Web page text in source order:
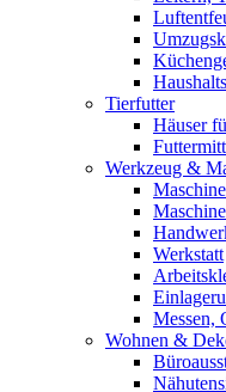
Tierfutter
Häuser
Werkzeug &
Werkstatt
Messen,
Wohnen &